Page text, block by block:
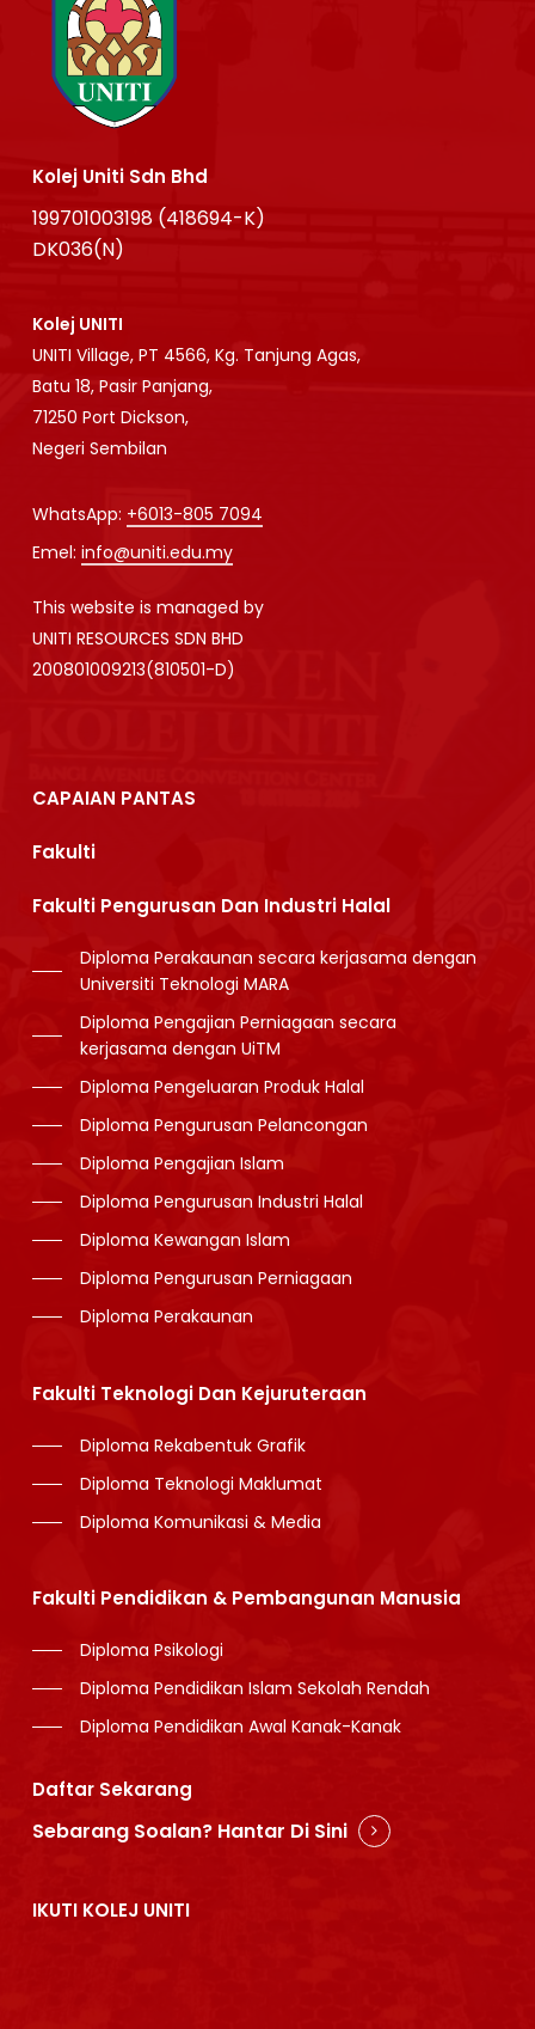
Kolej Uniti Sdn Bhd
199701003198 (418694-K)
DK036(N)
Kolej UNITI
UNITI Village, PT 4566, Kg. Tanjung Agas,
Batu 18, Pasir Panjang,
71250 Port Dickson,
Negeri Sembilan
WhatsApp: +6013-805 7094
Emel: info@uniti.edu.my
This website is managed by
UNITI RESOURCES SDN BHD
200801009213(810501-D)
CAPAIAN PANTAS
Fakulti
Fakulti Pengurusan Dan Industri Halal
Diploma Perakaunan secara kerjasama dengan
Universiti Teknologi MARA
Diploma Pengajian Perniagaan secara
kerjasama dengan UiTM
Diploma Pengeluaran Produk Halal
Diploma Pengurusan Pelancongan
Diploma Pengajian Islam
Diploma Pengurusan Industri Halal
Diploma Kewangan Islam
Diploma Pengurusan Perniagaan
Diploma Perakaunan
Fakulti Teknologi Dan Kejuruteraan
Diploma Rekabentuk Grafik
Diploma Teknologi Maklumat
Diploma Komunikasi & Media
Fakulti Pendidikan & Pembangunan Manusia
Diploma Psikologi
Diploma Pendidikan Islam Sekolah Rendah
Diploma Pendidikan Awal Kanak-Kanak
Daftar Sekarang
Sebarang Soalan? Hantar Di Sini
IKUTI KOLEJ UNITI